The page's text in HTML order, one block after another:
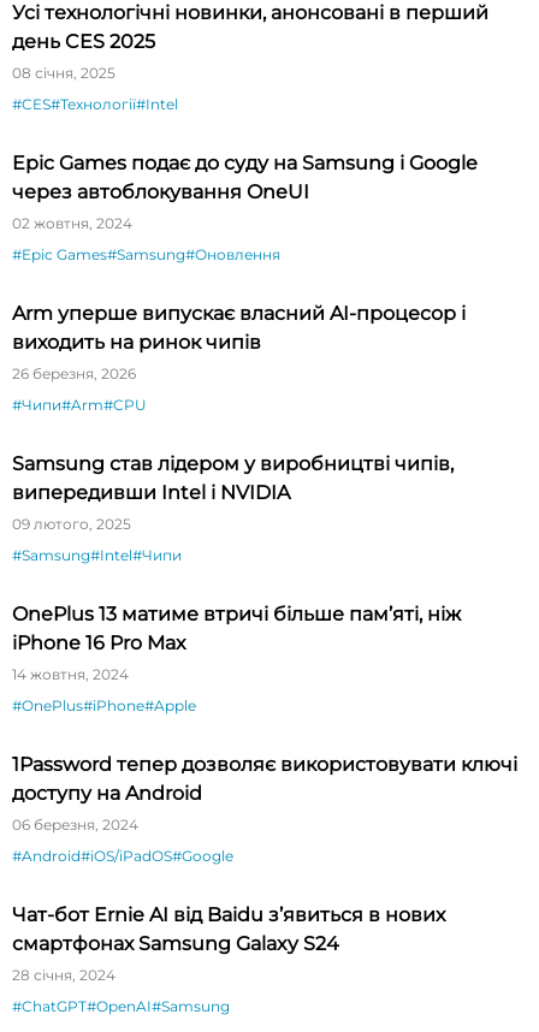
Усі технологічні новинки, анонсовані в перший
день CES 2025
08 січня, 2025
#CES#Технології#Intel
Epic Games подає до суду на Samsung і Google
через автоблокування OneUI
02 жовтня, 2024
#Epic Games#Samsung#Оновлення
Arm уперше випускає власний AI-процесор і
виходить на ринок чипів
26 березня, 2026
#Чипи#Arm#CPU
Samsung став лідером у виробництві чипів,
випередивши Intel і NVIDIA
09 лютого, 2025
#Samsung#Intel#Чипи
OnePlus 13 матиме втричі більше пам’яті, ніж
iPhone 16 Pro Max
14 жовтня, 2024
#OnePlus#iPhone#Apple
1Password тепер дозволяє використовувати ключі
доступу на Android
06 березня, 2024
#Android#iOS/iPadOS#Google
Чат-бот Ernie AI від Baidu з’явиться в нових
смартфонах Samsung Galaxy S24
28 січня, 2024
#ChatGPT#OpenAI#Samsung